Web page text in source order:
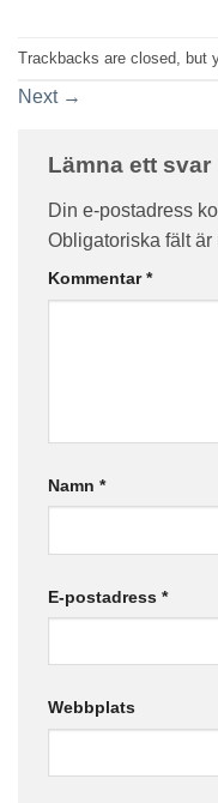
Trackbacks are closed, but
Next →
Lämna ett svar
Din e-postadress
Obligatoriska fält är
Kommentar*
Namn *
E-postadress *
Webbplats